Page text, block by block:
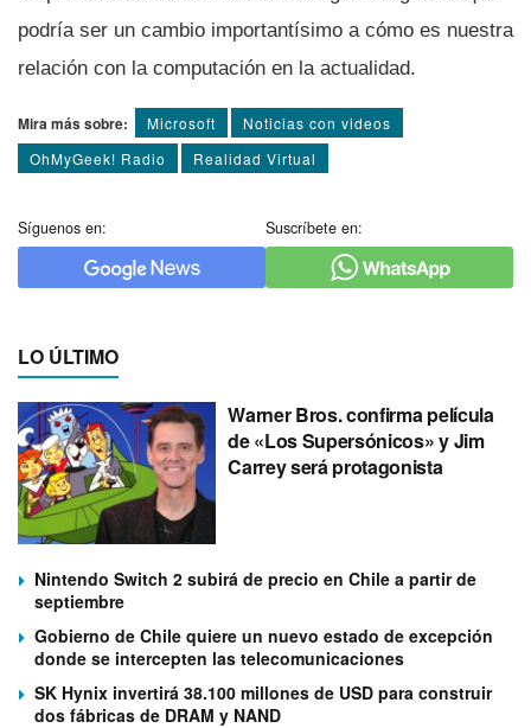
podrí­a ser un cambio importantí­simo a cómo es nuestra
relación con la computación en la actualidad.
Mira más sobre: Microsoft
Noticias con videos
OhMyGeek! Radio
Realidad Virtual
Síguenos en: Suscríbete en:
LO ÚLTIMO
Warner Bros. confirma película
de «Los Supersónicos» y Jim
Carrey será protagonista
Nintendo Switch 2 subirá de precio en Chile a partir de
septiembre
Gobierno de Chile quiere un nuevo estado de excepción
donde se intercepten las telecomunicaciones
SK Hynix invertirá 38.100 millones de USD para construir
dos fábricas de DRAM y NAND